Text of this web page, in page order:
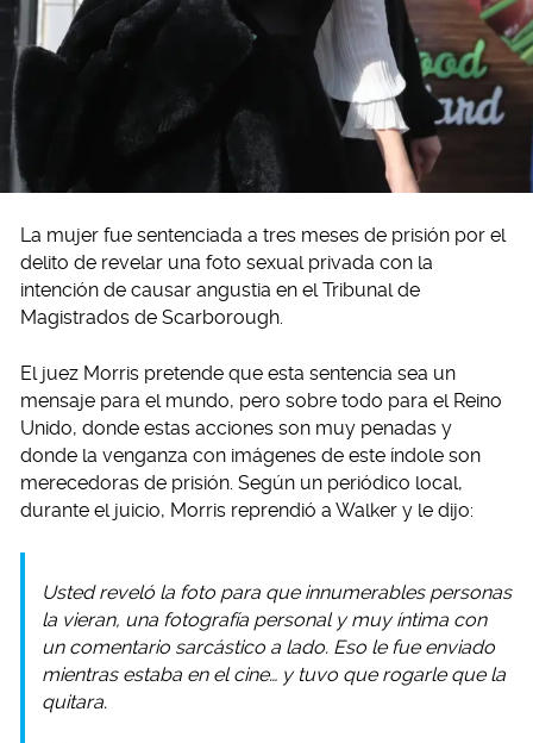
La mujer fue sentenciada a tres meses de prisión por el
delito de revelar una foto sexual privada con la
intención de causar angustia en el Tribunal de
Magistrados de Scarborough.
El juez Morris pretende que esta sentencia sea un
mensaje para el mundo, pero sobre todo para el Reino
Unido, donde estas acciones son muy penadas y
donde la venganza con imágenes de este índole son
merecedoras de prisión. Según un periódico local,
durante el juicio, Morris reprendió a Walker y le dijo:
Usted reveló la foto para que innumerables personas
la vieran, una fotografía personal y muy íntima con
un comentario sarcástico a lado. Eso le fue enviado
mientras estaba en el cine… y tuvo que rogarle que la
quitara.